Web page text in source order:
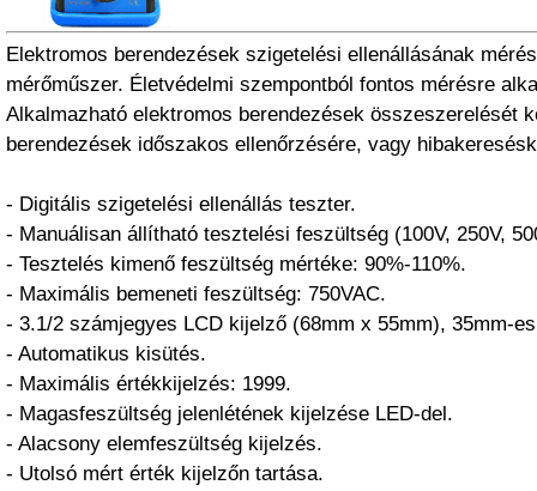
Elektromos berendezések szigetelési ellenállásának
mérőműszer. Életvédelmi szempontból fontos mérésre
Alkalmazható elektromos berendezések összeszerelését
berendezések időszakos ellenőrzésére, vagy
- Digitális szigetelési ellenállás teszter.
- Manuálisan állítható tesztelési feszültség (100V, 250V,
- Tesztelés kimenő feszültség mértéke: 90%-110%.
- Maximális bemeneti feszültség: 750VAC.
- 3.1/2 számjegyes LCD kijelző (68mm x 55mm), 35mm-
- Automatikus kisütés.
- Maximális értékkijelzés: 1999.
- Magasfeszültség jelenlétének kijelzése LED-del.
- Alacsony elemfeszültség kijelzés.
- Utolsó mért érték kijelzőn tartása.